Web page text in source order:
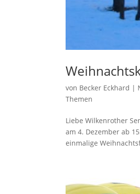
von Becker Eckhard |
Themen
Liebe Wilkenrother
am 4. Dezember ab
einmalige